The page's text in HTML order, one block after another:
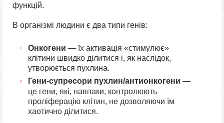
функцій.
В організмі людини є два типи генів:
Онкогени — їх активація «стимулює»
клітини швидко ділитися і, як наслідок,
утворюється пухлина.
Гени-супресори пухлин/антионкогени —
це гени, які, навпаки, контролюють
проліферацію клітин, не дозволяючи їм
хаотично ділитися.